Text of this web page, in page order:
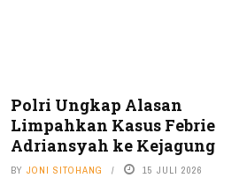
Polri Ungkap Alasan
Limpahkan Kasus Febrie
Adriansyah ke Kejagung
BY JONI SITOHANG 15 JULI 2026